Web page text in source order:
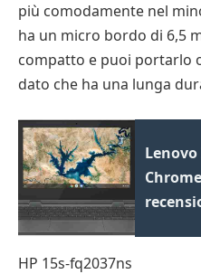
più comodamente nel
ha un micro bordo di 6,5
compatto e puoi portarlo
dato che ha una lunga
Lenovo
HP 15s-fq2037ns